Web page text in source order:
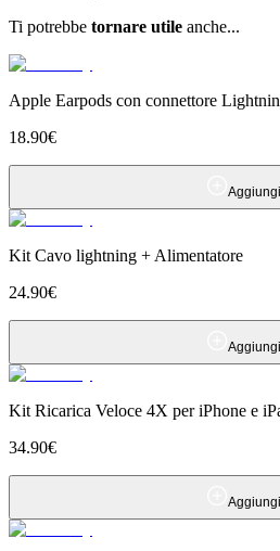
Ti potrebbe tornare utile anche...
Apple Earpods con connettore
18.90€
Aggiungi
Kit Cavo lightning + Alimentatore
24.90€
Aggiungi
Kit Ricarica Veloce 4X per iPhone e
34.90€
Aggiungi